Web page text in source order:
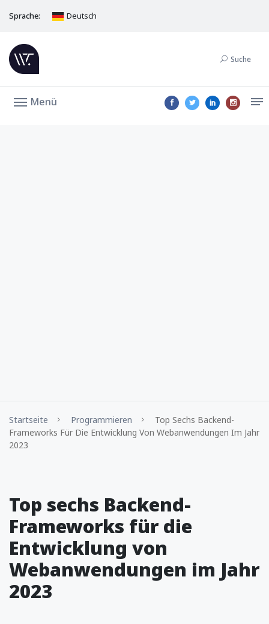
Sprache: Deutsch
Suche
Menü
Startseite Programmieren
Top Sechs Backend-
Frameworks Für Die Entwicklung Von Webanwendungen Im Jahr
2023
Top sechs Backend-
Frameworks für die
Entwicklung von
Webanwendungen im Jahr
2023